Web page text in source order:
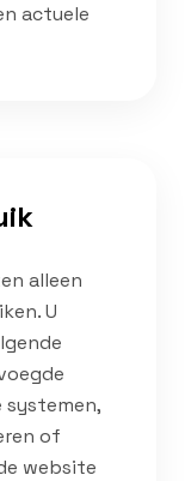
actuele
alleen
U
of
website